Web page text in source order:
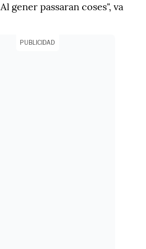
gener passaran coses", va
PUBLICIDAD